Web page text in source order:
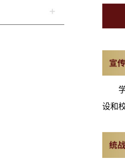
设和